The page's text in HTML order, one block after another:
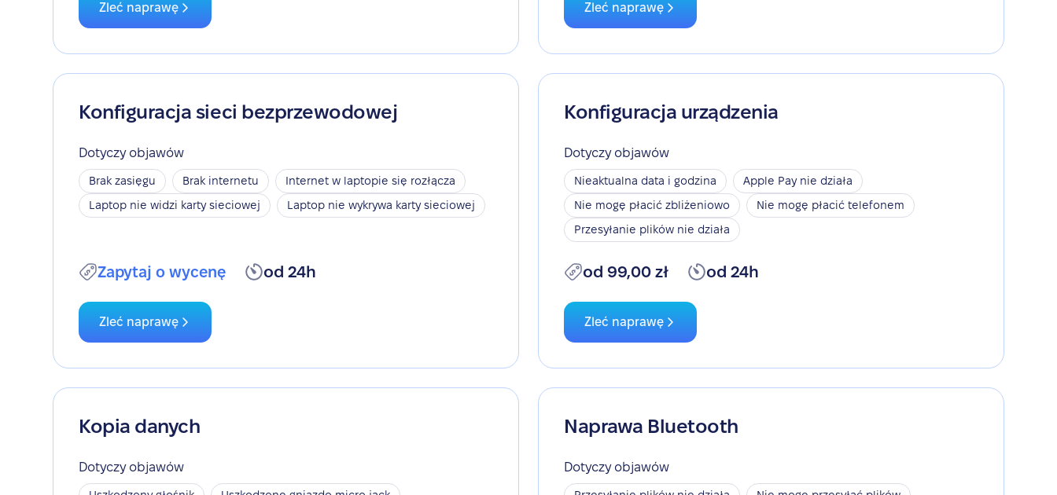
Zleć naprawę Zleć naprawę
Konfiguracja sieci bezprzewodowej
Dotyczy objawów
Brak zasięgu Brak internetu
Internet w laptopie się rozłącza
Laptop nie widzi karty sieciowej
Laptop nie wykrywa karty sieciowej
Zapytaj o wycenę od 24h
Zleć naprawę
Konfiguracja urządzenia
Dotyczy objawów
Nieaktualna data i godzina
Apple Pay nie działa
Nie mogę płacić zbliżeniowo
Nie mogę płacić telefonem
Przesyłanie plików nie działa
od 99,00 zł od 24h
Zleć naprawę
Kopia danych
Dotyczy objawów
Naprawa Bluetooth
Dotyczy objawów